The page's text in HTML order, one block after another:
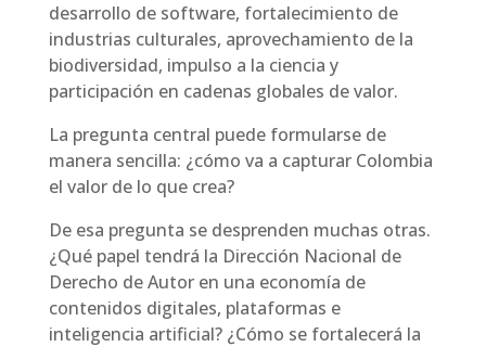
desarrollo de software, fortalecimiento de
industrias culturales, aprovechamiento de la
biodiversidad, impulso a la ciencia y
participación en cadenas globales de valor.
La pregunta central puede formularse de
manera sencilla: ¿cómo va a capturar Colombia
el valor de lo que crea?
De esa pregunta se desprenden muchas otras.
¿Qué papel tendrá la Dirección Nacional de
Derecho de Autor en una economía de
contenidos digitales, plataformas e
inteligencia artificial? ¿Cómo se fortalecerá la